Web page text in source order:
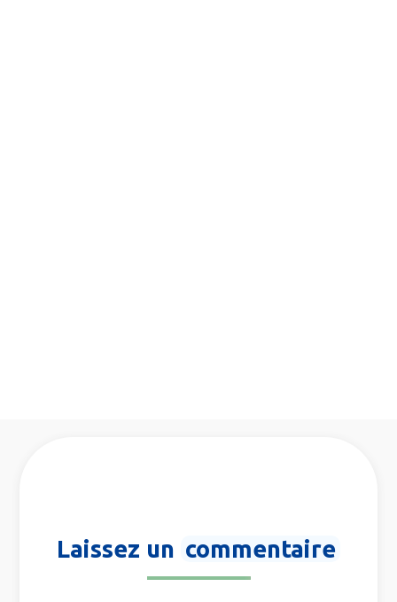
Laissez un commentaire